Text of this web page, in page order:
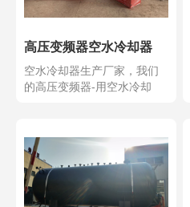
高压变频器空水冷却器
空水冷却器生产厂家，我们
的高压变频器-用空水冷却